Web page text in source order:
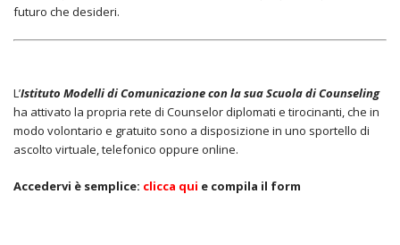
futuro che desideri.
L’Istituto Modelli di Comunicazione con la sua Scuola di Counseling
ha attivato la propria rete di Counselor diplomati e tirocinanti, che in
modo volontario e gratuito sono a disposizione in uno sportello di
ascolto virtuale, telefonico oppure online.
Accedervi è semplice: clicca qui e compila il form